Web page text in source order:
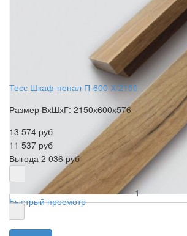
Быстрый просмотр
Тесс Шкаф-пенал П-600 Х/2150
Размер ВхШхГ: 2150х600х576
13 574 руб
11 537 руб
Выгода 2 036 руб